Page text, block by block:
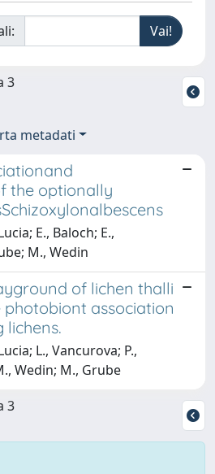
3
metadati
the optionally
E., Baloch; E.,
M., Wedin
of lichen thalli
photobiont association
lichens.
L., Vancurova; P.,
Wedin; M., Grube
3